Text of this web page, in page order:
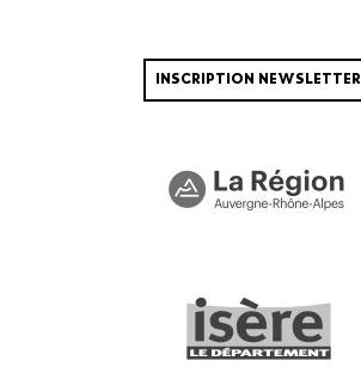
INSCRIPTION NEWSLETTER